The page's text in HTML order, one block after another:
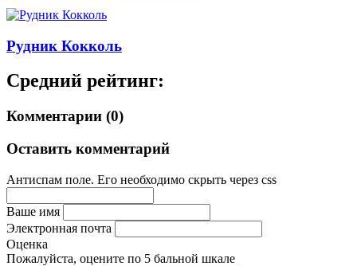
Рудник Кокколь
Средний рейтинг:
Комментарии (0)
Оставить комментарий
Антиспам поле. Его необходимо скрыть через css
Ваше имя
Электронная почта
Оценка
Пожалуйста, оцените по 5 бальной шкале